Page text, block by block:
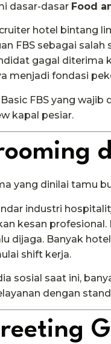
dasar-dasar Food
hotel bintang
FBS sebagai
gagal diterima
menjadi fondasi
FBS yang
kapal pesiar.
yang dinilai tamu
industri
kesan profesional.
dijaga. Banyak
shift kerja.
sosial saat ini,
dengan